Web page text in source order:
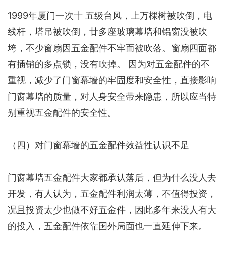
1999年厦门一次十 五级台风，上万棵树被吹倒，电
线杆，塔吊被吹倒，廿多座玻璃幕墙和铝窗没被吹
垮，不少窗扇因五金配件不牢而被吹落。窗扇四面都
有插销的多点锁，没有吹掉。 因为对五金配件的不
重视，减少了门窗幕墙的牢固度和安全性，直接影响
门窗幕墙的质量，对人身安全带来隐患，所以应当特
别重视五金配件的安全性。
（四）对门窗幕墙的五金配件效益性认识不足
门窗幕墙五金配件大家都承认落后，但为什么没人去
开发，有人认为，五金配件利润太薄，不值得投资，
况且投资太少也做不好五金件，因此多年来没人有大
的投入，五金配件依靠国外局面也一直延伸下来。